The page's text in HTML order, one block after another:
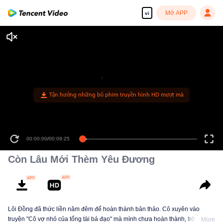
vi Mở APP
Tận hưởng những bộ phim truyền hình HD mượt mà
00:00:00/00:09:25
Còn Lâu Mới Thèm Yêu Đương
Lôi Đồng đã thức liền năm đêm để hoàn thành bản thảo. Cô xuyên vào
truyện "Cô vợ nhỏ của tổng tài bá đạo" mà mình chưa hoàn thành, trở thành
More